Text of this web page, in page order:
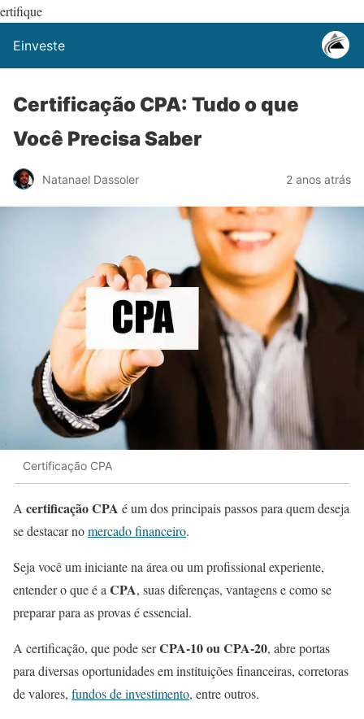
ertifique
Einveste
Certificação CPA: Tudo o que
Você Precisa Saber
Natanael Dassoler 2 anos atrás
Certificação CPA
A certificação CPA é um dos principais passos para quem deseja
se destacar nomercado financeiro.
Seja você um iniciante na área ou um profissional experiente,
entender o que é a CPA, suas diferenças, vantagens e como se
preparar para as provas é essencial.
A certificação, que pode serCPA-10 ou CPA-20, abre portas
para diversas oportunidades em instituições financeiras, corretoras
de valores, fundos de investimento, entre outros.